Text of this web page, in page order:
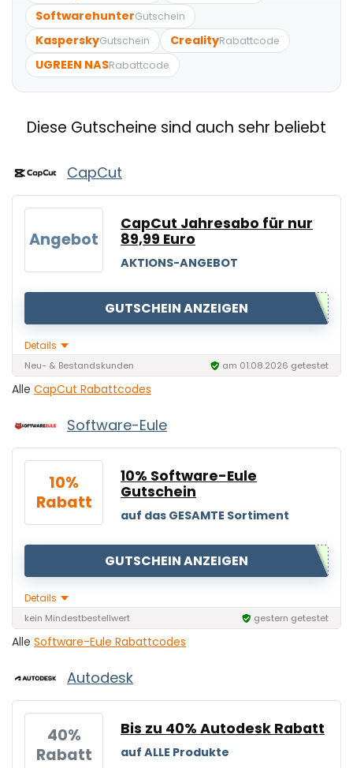
SoftwarehunterGutschein
KasperskyGutschein CrealityRabattcode
UGREEN NASRabattcode
Diese Gutscheine sind auch sehr beliebt
CapCut
Angebot
CapCut Jahresabo für nur
89,99 Euro
AKTIONS-ANGEBOT
GUTSCHEIN ANZEIGEN
Details
Neu- & Bestandskunden am 01.08.2026 getestet
Alle CapCut Rabattcodes
Software-Eule
10%
Rabatt
10% Software-Eule
Gutschein
auf das GESAMTE Sortiment
GUTSCHEIN ANZEIGEN
Details
kein Mindestbestellwert gestern getestet
Alle Software-Eule Rabattcodes
Autodesk
40%
Rabatt
Bis zu 40% Autodesk Rabatt
auf ALLE Produkte